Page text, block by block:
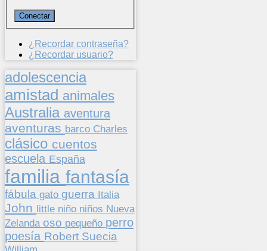
¿Recordar contraseña?
¿Recordar usuario?
adolescencia
amistad animales
Australia aventura
aventuras barco Charles
clásico cuentos
escuela España
familia fantasía
fábula gato guerra Italia
John little niño niños Nueva
Zelanda oso pequeño perro
poesía Robert Suecia